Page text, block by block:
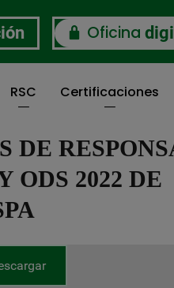
Oficina
RSC Certificaciones
DE
ODS 2022 DE